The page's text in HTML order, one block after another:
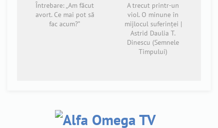
Întrebare: „Am făcut
avort. Ce mai pot să
fac acum?”
A trecut printr-un
viol. O minune în
mijlocul suferinţei |
Astrid Daulia T.
Dinescu (Semnele
Timpului)